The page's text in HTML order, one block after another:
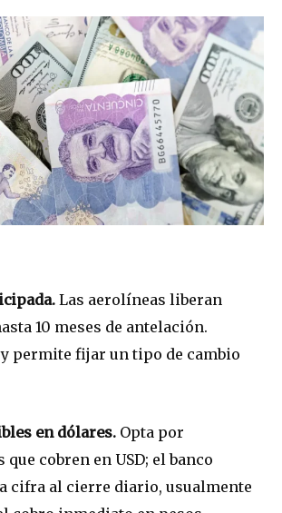
Las aerolíneas liberan
10 meses de antelación.
permite fijar un tipo de cambio
en dólares. Opta por
que cobren en USD; el banco
cifra al cierre diario, usualmente